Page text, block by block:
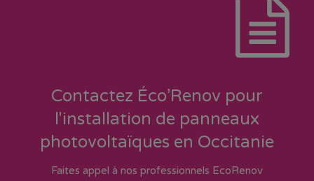
Contactez Éco’Renov pour
l'installation de panneaux
photovoltaïques en Occitanie
Faites appel à nos professionnels EcoRenov